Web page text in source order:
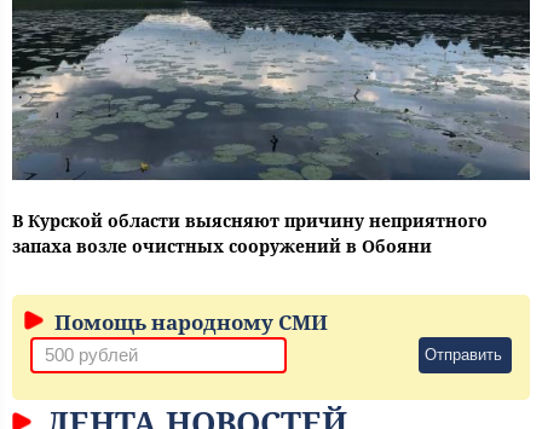
В Курской области выясняют причину неприятного
запаха возле очистных сооружений в Обояни
Помощь народному СМИ
Отправить